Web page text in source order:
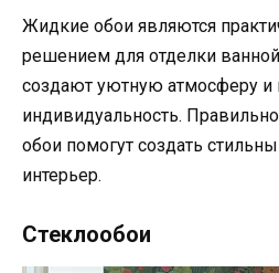
Жидкие обои являются
решением для отделки
создают уютную атмосферу
индивидуальность.
обои помогут создать
интерьер.
Стеклообои